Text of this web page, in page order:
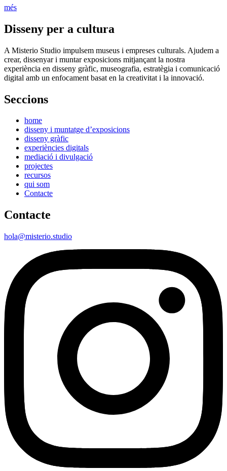
més
Disseny per a cultura
A Misterio Studio impulsem museus i empreses culturals. Ajudem a
crear, dissenyar i muntar exposicions mitjançant la nostra
experiència en disseny gràfic, museografia, estratègia i comunicació
digital amb un enfocament basat en la creativitat i la innovació.
Seccions
home
disseny i muntatge d’exposicions
disseny gràfic
experiències digitals
mediació i divulgació
projectes
recursos
qui som
Contacte
Contacte
hola@misterio.studio